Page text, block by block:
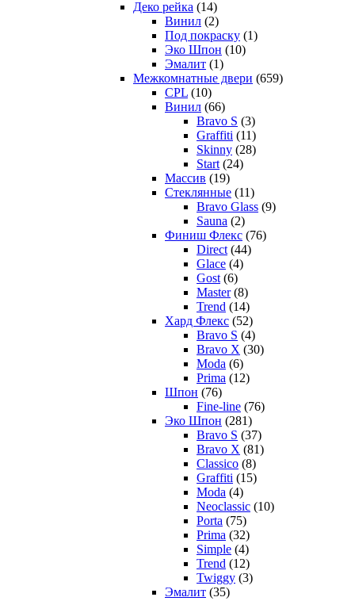
Деко рейка (14)
Винил (2)
Под покраску (1)
Эко Шпон (10)
Эмалит (1)
Межкомнатные двери (659)
CPL (10)
Винил (66)
Bravo S (3)
Graffiti (11)
Skinny (28)
Start (24)
Массив (19)
Стеклянные (11)
Bravo Glass (9)
Sauna (2)
Финиш Флекс (76)
Direct (44)
Glace (4)
Gost (6)
Master (8)
Trend (14)
Хард Флекс (52)
Bravo S (4)
Bravo X (30)
Moda (6)
Prima (12)
Шпон (76)
Fine-line (76)
Эко Шпон (281)
Bravo S (37)
Bravo X (81)
Classico (8)
Graffiti (15)
Moda (4)
Neoclassic (10)
Porta (75)
Prima (32)
Simple (4)
Trend (12)
Twiggy (3)
Эмалит (35)